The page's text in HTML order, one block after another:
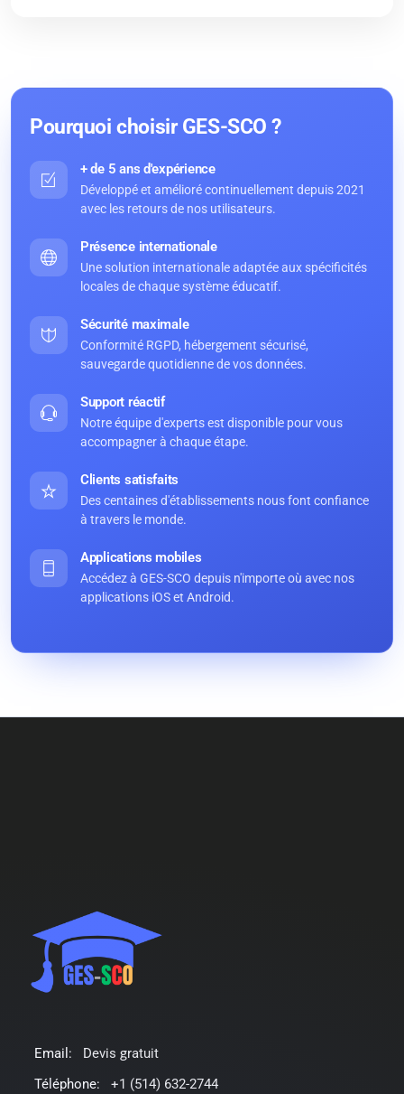
Pourquoi choisir GES-SCO ?
+ de 5 ans d'expérience
Développé et amélioré continuellement depuis 2021
avec les retours de nos utilisateurs.
Présence internationale
Une solution internationale adaptée aux spécificités
locales de chaque système éducatif.
Sécurité maximale
Conformité RGPD, hébergement sécurisé,
sauvegarde quotidienne de vos données.
Support réactif
Notre équipe d'experts est disponible pour vous
accompagner à chaque étape.
Clients satisfaits
Des centaines d'établissements nous font confiance
à travers le monde.
Applications mobiles
Accédez à GES-SCO depuis n'importe où avec nos
applications iOS et Android.
Email:
Devis gratuit
Téléphone:
+1 (514) 632-2744